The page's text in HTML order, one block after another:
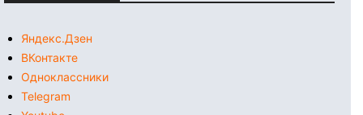
Яндекс.Дзен
ВКонтакте
Одноклассники
Telegram